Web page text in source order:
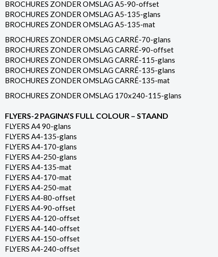
BROCHURES ZONDER OMSLAG A5-90-offset
BROCHURES ZONDER OMSLAG A5-135-glans
BROCHURES ZONDER OMSLAG A5-135-mat
BROCHURES ZONDER OMSLAG CARRÉ-70-glans
BROCHURES ZONDER OMSLAG CARRÉ-90-offset
BROCHURES ZONDER OMSLAG CARRÉ-115-glans
BROCHURES ZONDER OMSLAG CARRÉ-135-glans
BROCHURES ZONDER OMSLAG CARRÉ-135-mat
BROCHURES ZONDER OMSLAG 170x240-115-glans
FLYERS-2 PAGINA’S FULL COLOUR – STAAND
FLYERS A4 90-glans
FLYERS A4-135-glans
FLYERS A4-170-glans
FLYERS A4-250-glans
FLYERS A4-135-mat
FLYERS A4-170-mat
FLYERS A4-250-mat
FLYERS A4-80-offset
FLYERS A4-90-offset
FLYERS A4-120-offset
FLYERS A4-140-offset
FLYERS A4-150-offset
FLYERS A4-240-offset